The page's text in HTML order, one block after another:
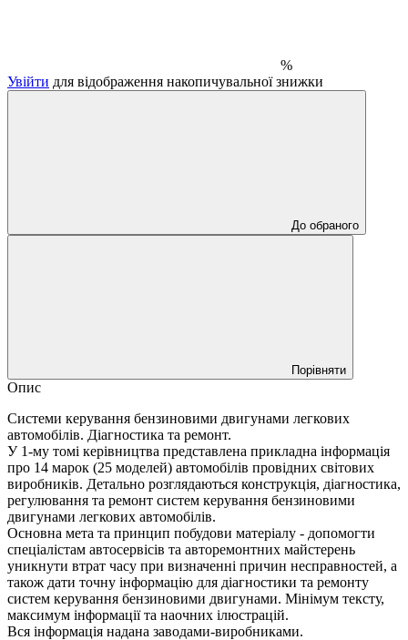
%
Увійти для відображення накопичувальної знижки
До обраного
Порівняти
Опис
Системи керування бензиновими двигунами легкових
автомобілів. Діагностика та ремонт.
У 1-му томі керівництва представлена ​​прикладна інформація
про 14 марок (25 моделей) автомобілів провідних світових
виробників. Детально розглядаються конструкція, діагностика,
регулювання та ремонт систем керування бензиновими
двигунами легкових автомобілів.
Основна мета та принцип побудови матеріалу - допомогти
спеціалістам автосервісів та авторемонтних майстерень
уникнути втрат часу при визначенні причин несправностей, а
також дати точну інформацію для діагностики та ремонту
систем керування бензиновими двигунами. Мінімум тексту,
максимум інформації та наочних ілюстрацій.
Вся інформація надана заводами-виробниками.